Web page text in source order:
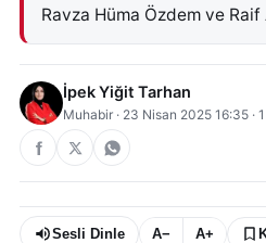
Ravza Hüma Özdem ve
İpek Yiğit Tarhan
Muhabir · 23 Nisan 2025 16:35 · 1
Sesli Dinle A− A+